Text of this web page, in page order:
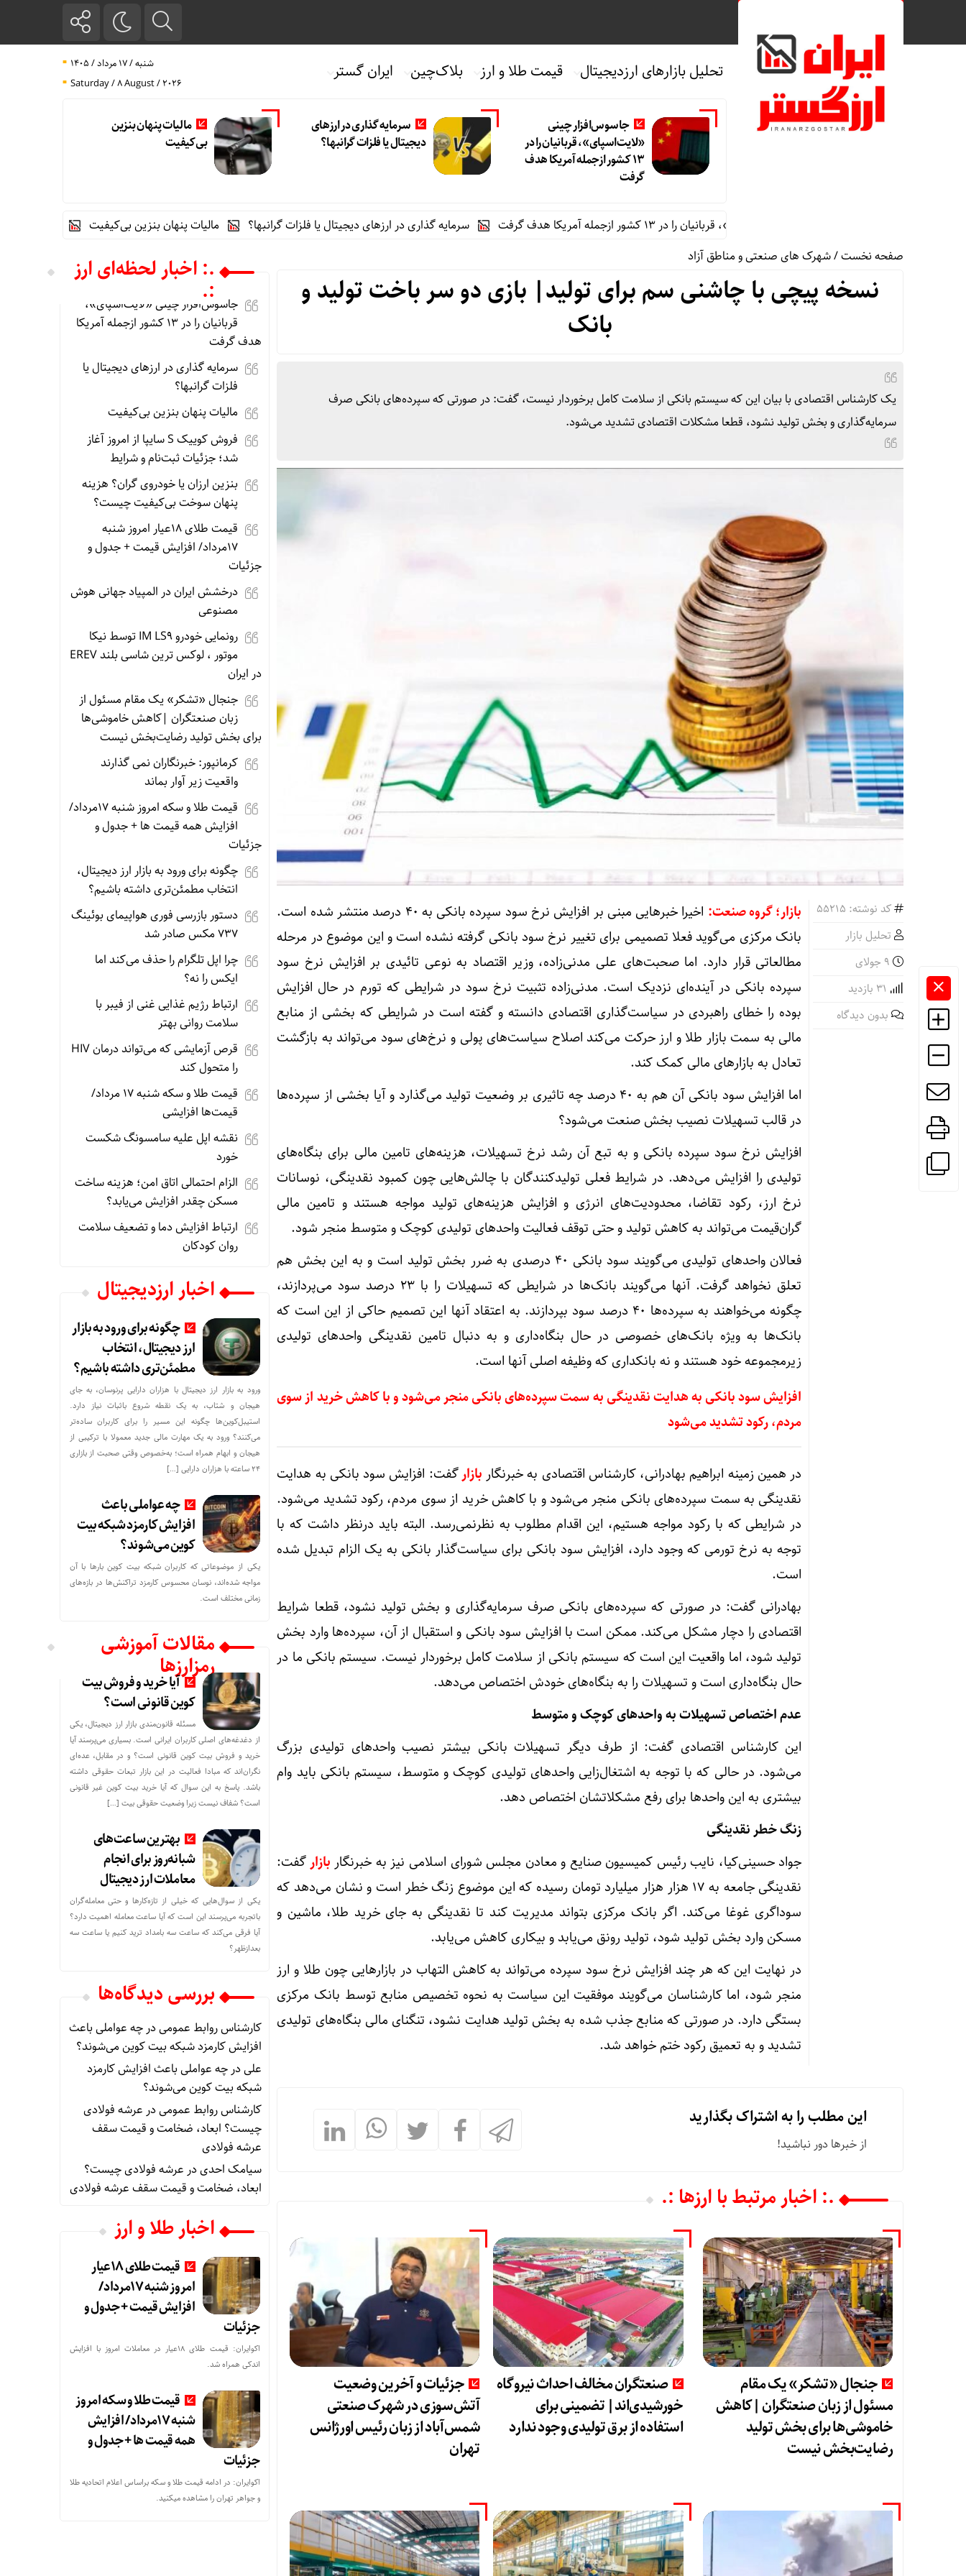
تحلیل بازارهای ارزدیجیتال قیمت طلا و ارز بلاک‌چین ایران گستر
شنبه / ۱۷ مرداد / ۱۴۰۵
Saturday / 8 August / 2026
جاسوس‌افزار چینی
«لایت‌اسپای»، قربانیان را در
۱۳ کشور ازجمله آمریکا هدف
گرفت
سرمایه گذاری در ارزهای
دیجیتال یا فلزات گرانبها؟
مالیات پنهان بنزین
بی‌کیفیت
جاسوس‌افزار چینی «لایت‌اسپای»، قربانیان را در ۱۳ کشور ازجمله آمریکا هدف گرفت سرمایه گذاری در ارزهای دیجیتال یا فلزات گرانبها؟ مالیات پنهان بنزین بی‌کیفیت
فروش کوییک S سایپا از امروز آغاز شد؛ جزئیات ثبت‌نام و شرایط
صفحه نخست/شهرک های صنعتی و مناطق آزاد
نسخه‌ پیچی با چاشنی سم برای تولید| بازی دو سر باخت تولید و
بانک
یک کارشناس اقتصادی با بیان این که سیستم بانکی از سلامت کامل برخوردار نیست، گفت: در صورتی که سپرده‌های بانکی صرف
سرمایه‌گذاری و بخش تولید نشود، قطعا مشکلات اقتصادی تشدید می‌شود.
کد نوشته: 55215
تحلیل بازار
بدون دیدگاه
بازار؛ گروه صنعت:
اخیرا خبرهایی مبنی بر افزایش نرخ سود سپرده بانکی به ۴۰ درصد منتشر شده است.
بانک مرکزی می‌گوید فعلا تصمیمی برای تغییر نرخ سود بانکی گرفته نشده است و این موضوع در مرحله
مطالعاتی قرار دارد. اما صحبت‌های علی مدنی‌زاده، وزیر اقتصاد به نوعی تائیدی بر افزایش نرخ سود
سپرده بانکی در آینده‌ای نزدیک است. مدنی‌زاده تثبیت نرخ سود در شرایطی که تورم در حال افزایش
بوده را خطای راهبردی در سیاست‌گذاری اقتصادی دانسته و گفته است در شرایطی که بخشی از منابع
مالی به سمت بازار طلا و ارز حرکت می‌کند اصلاح سیاست‌های پولی و نرخ‌های سود می‌تواند به بازگشت
تعادل به بازارهای مالی کمک کند.
اما افزایش سود بانکی آن هم به ۴۰ درصد چه تاثیری بر وضعیت تولید می‌گذارد و آیا بخشی از سپرده‌ها
در قالب تسهیلات نصیب بخش صنعت می‌شود؟
افزایش نرخ سود سپرده بانکی و به تبع آن رشد نرخ تسهیلات، هزینه‌های تامین مالی برای بنگاه‌های
تولیدی را افزایش می‌دهد. در شرایط فعلی تولیدکنندگان با چالش‌هایی چون کمبود نقدینگی، نوسانات
نرخ ارز، رکود تقاضا، محدودیت‌های انرژی و افزایش هزینه‌های تولید مواجه هستند و تامین مالی
گران‌قیمت می‌تواند به کاهش تولید و حتی توقف فعالیت واحدهای تولیدی کوچک و متوسط منجر شود.
فعالان واحدهای تولیدی می‌گویند سود بانکی ۴۰ درصدی به ضرر بخش تولید است و به این بخش هم
تعلق نخواهد گرفت. آنها می‌گویند بانک‌ها در شرایطی که تسهیلات را با ۲۳ درصد سود می‌پردازند،
چگونه می‌خواهند به سپرده‌ها ۴۰ درصد سود بپردازند. به اعتقاد آنها این تصمیم حاکی از این است که
بانک‌ها به ویژه بانک‌های خصوصی در حال بنگاه‌داری و به دنبال تامین نقدینگی واحدهای تولیدی
زیرمجموعه خود هستند و نه بانکداری که وظیفه اصلی آنها است.
افزایش سود بانکی به هدایت نقدینگی به سمت سپرده‌های بانکی منجر می‌شود و با کاهش خرید از سوی
مردم، رکود تشدید می‌شود
در همین زمینه ابراهیم بهادرانی، کارشناس اقتصادی به خبرنگار بازارگفت: افزایش سود بانکی به هدایت
نقدینگی به سمت سپرده‌های بانکی منجر می‌شود و با کاهش خرید از سوی مردم، رکود تشدید می‌شود.
در شرایطی که با رکود مواجه هستیم، این اقدام مطلوب به نظرنمی‌رسد. البته باید درنظر داشت که با
توجه به نرخ تورمی که وجود دارد، افزایش سود بانکی برای سیاست‌گذار بانکی به یک الزام تبدیل شده
است.
بهادرانی گفت: در صورتی که سپرده‌های بانکی صرف سرمایه‌گذاری و بخش تولید نشود، قطعا شرایط
اقتصادی را دچار مشکل می‌کند. ممکن است با افزایش سود بانکی و استقبال از آن، سپرده‌ها وارد بخش
تولید شود، اما واقعیت این است که سیستم بانکی از سلامت کامل برخوردار نیست. سیستم بانکی ما در
حال بنگاه‌داری است و تسهیلات را به بنگاه‌های خودش اختصاص می‌دهد.
عدم اختصاص تسهیلات به واحدهای کوچک و متوسط
این کارشناس اقتصادی گفت: از طرف دیگر تسهیلات بانکی بیشتر نصیب واحدهای تولیدی بزرگ
می‌شود. در حالی که با توجه به اشتغال‌زایی واحدهای تولیدی کوچک و متوسط، سیستم بانکی باید وام
بیشتری به این واحدها برای رفع مشکلاتشان اختصاص دهد.
زنگ خطر نقدینگی
جواد حسینی‌کیا، نایب رئیس کمیسیون صنایع و معادن مجلس شورای اسلامی نیز به خبرنگار بازارگفت:
نقدینگی جامعه به ۱۷ هزار هزار میلیارد تومان رسیده که این موضوع زنگ خطر است و نشان می‌دهد که
سوداگری غوغا می‌کند. اگر بانک مرکزی بتواند مدیریت کند تا نقدینگی به جای خرید طلا، ماشین و
مسکن وارد بخش تولید شود، تولید رونق می‌یابد و بیکاری کاهش می‌یابد.
در نهایت این که هر چند افزایش نرخ سود سپرده می‌تواند به کاهش التهاب در بازارهایی چون طلا و ارز
منجر شود، اما کارشناسان می‌گویند موفقیت این سیاست به نحوه تخصیص منابع توسط بانک مرکزی
بستگی دارد. در صورتی که منابع جذب شده به بخش تولید هدایت نشود، تنگنای مالی بنگاه‌های تولیدی
تشدید و به تعمیق رکود ختم خواهد شد.
این مطلب را به اشتراک بگذارید
از خبرها دور نباشید!
.: اخبار مرتبط با ارزها :.
جنجال «تشکر» یک مقام
مسئول از زبان صنعتگران |کاهش
خاموشی‌ها برای بخش تولید
رضایت‌بخش نیست
صنعتگران مخالف احداث نیروگاه
خورشیدی‌اند| تضمینی برای
استفاده از برق تولیدی وجود ندارد
جزئیات و آخرین وضعیت
آتش‌سوزی در شهرک صنعتی
شمس‌آباد از زبان رئیس اورژانس
تهران
.: اخبار لحظه‌ای ارز
:.
جاسوس‌افزار چینی «لایت‌اسپای»،
قربانیان را در ۱۳ کشور ازجمله آمریکا
هدف گرفت
سرمایه گذاری در ارزهای دیجیتال یا
فلزات گرانبها؟
مالیات پنهان بنزین بی‌کیفیت
فروش کوییک S سایپا از امروز آغاز
شد؛ جزئیات ثبت‌نام و شرایط
بنزین ارزان یا خودروی گران؟ هزینه
پنهان سوخت بی‌کیفیت چیست؟
قیمت طلای 18عیار امروز شنبه
17مرداد/ افزایش قیمت + جدول و
جزئیات
درخشش ایران در المپیاد جهانی هوش
مصنوعی
رونمایی خودرو IM LS9 توسط نیکا
موتور ، لوکس ترین شاسی بلند EREV
در ایران
جنجال «تشکر» یک مقام مسئول از
زبان صنعتگران |کاهش خاموشی‌ها
برای بخش تولید رضایت‌بخش نیست
کرمانپور: خبرنگاران نمی گذارند
واقعیت زیر آوار بماند
قیمت طلا و سکه امروز شنبه 17مرداد/
افزایش همه قیمت ها + جدول و
جزئیات
چگونه برای ورود به بازار ارز دیجیتال،
انتخاب مطمئن‌تری داشته باشیم؟
دستور بازرسی فوری هواپیمای بوئینگ
۷۳۷ مکس صادر شد
چرا اپل تلگرام را حذف می‌کند اما
ایکس را نه؟
ارتباط رژیم غذایی غنی از فیبر با
سلامت روانی بهتر
قرص آزمایشی که می‌تواند درمان HIV
را متحول کند
قیمت طلا و سکه شنبه 17 مرداد/
قیمت‌ها افزایشی
نقشه اپل علیه سامسونگ شکست
خورد
الزام احتمالی اتاق امن؛ هزینه ساخت
مسکن چقدر افزایش می‌یابد؟
ارتباط افزایش دما و تضعیف سلامت
روان کودکان
اخبار ارزدیجیتال
چگونه برای ورود به بازار
ارز دیجیتال، انتخاب
مطمئن‌تری داشته باشیم؟
ورود به بازار ارز دیجیتال با هزاران دارایی پرنوسان، به جای
هیجان و شتاب، به یک نقطه شروع باثبات نیاز دارد.
استیبل‌کوین‌ها چگونه این مسیر را برای کاربران ساده‌تر
می‌کنند؟ ورود به یک مهارت مالی جدید معمولا با ترکیبی از
هیجان و ابهام همراه است؛ به‌خصوص وقتی صحبت از بازاری
۲۴ ساعته با هزاران دارایی […]
چه عواملی باعث
افزایش کارمزد شبکه بیت
کوین می‌شوند؟
یکی از موضوعاتی که کاربران شبکه بیت کوین بارها با آن
مواجه شده‌اند، نوسان محسوس کارمزد تراکنش‌ها در بازه‌های
زمانی مختلف است.
مقالات آموزشی
رمزارزهاآیا خرید و فروش بیت
کوین قانونی است؟
مسئله قانون‌مندی بازار ارز دیجیتال، یکی
از دغدغه‌های اصلی کاربران ایرانی است. بسیاری می‌پرسند آیا
خرید و فروش بیت کوین قانونی است؟ و در مقابل، عده‌ای
نگران‌اند که مبادا فعالیت در این بازار تبعات حقوقی داشته
باشد. پاسخ به این سوال که آیا خرید بیت کوین غیر قانونی
است؟ شفاف نیست زیرا وضعیت حقوقی بیت‌ […]
بهترین ساعت‌های
شبانه‌روز برای انجام
معاملات ارز دیجیتال
یکی از سوال‌هایی که خیلی از تازه‌کارها و حتی معامله‌گران
باتجربه می‌پرسند این است که آیا ساعت معامله اهمیت دارد؟
آیا فرقی می‌کند که ساعت سه بامداد ترید کنیم یا ساعت سه
بعدازظهر؟
بررسی دیدگاه‌ها
کارشناس روابط عمومیدرچه عواملی باعث
افزایش کارمزد شبکه بیت کوین می‌شوند؟
علیدرچه عواملی باعث افزایش کارمزد
شبکه بیت کوین می‌شوند؟
کارشناس روابط عمومیدر عرشه فولادی
چیست؟ ابعاد، ضخامت و قیمت سقف
عرشه فولادی
سیامک احدیدر عرشه فولادی چیست؟
ابعاد، ضخامت و قیمت سقف عرشه فولادی
اخبار طلا و ارز
قیمت طلای 18عیار
امروز شنبه 17مرداد/
افزایش قیمت + جدول و
جزئیات
اکوایران: قیمت طلای 18عیار در معاملات امروز با افزایش
اندکی همراه شد.
قیمت طلا و سکه امروز
شنبه 17مرداد/ افزایش
همه قیمت ها + جدول و
جزئیات
اکوایران: در ادامه قیمت طلا و سکه براساس اعلام اتحادیه طلا
و جواهر تهران را مشاهده میکنید.